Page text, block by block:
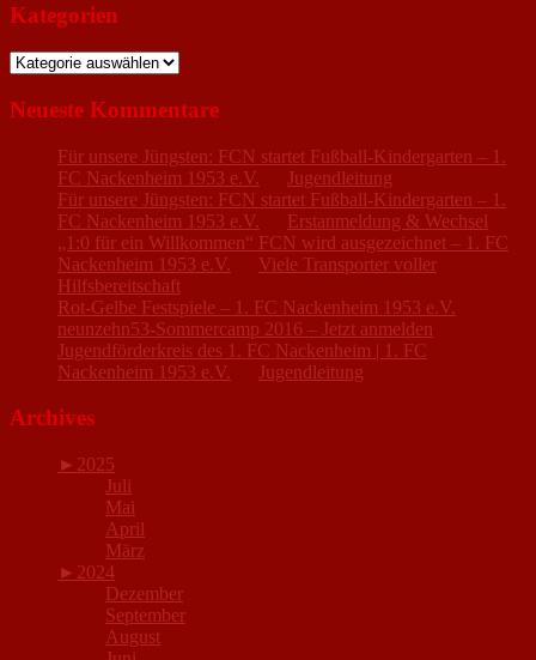
Kategorien
Kategorien
Neueste Kommentare
Für unsere Jüngsten: FCN startet Fußball-Kindergarten – 1.
FC Nackenheim 1953 e.V.
Jugendleitung
Für unsere Jüngsten: FCN startet Fußball-Kindergarten – 1.
FC Nackenheim 1953 e.V.
Erstanmeldung & Wechsel
„1:0 für ein Willkommen“ FCN wird ausgezeichnet – 1. FC
Nackenheim 1953 e.V.
Viele Transporter voller
Hilfsbereitschaft
Rot-Gelbe Festspiele – 1. FC Nackenheim 1953 e.V.
neunzehn53-Sommercamp 2016 – Jetzt anmelden
Jugendförderkreis des 1. FC Nackenheim | 1. FC
Nackenheim 1953 e.V.
Jugendleitung
Archives
► 2025
Juli
Mai
April
März
► 2024
Dezember
September
August